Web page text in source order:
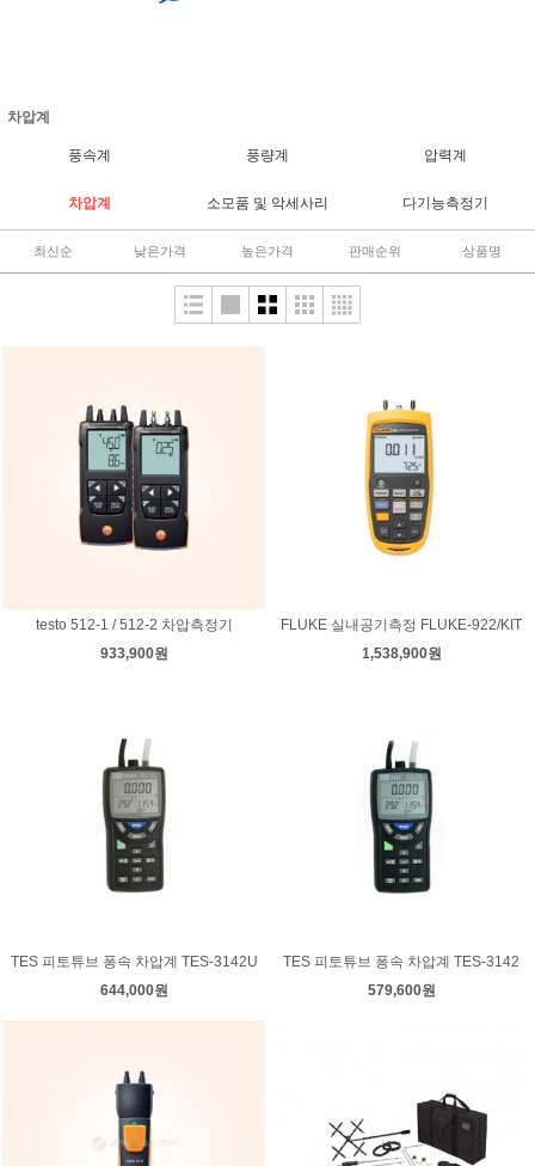
차압계
풍속계 풍량계 압력계
차압계 소모품 및 악세사리 다기능측정기
최신순 낮은가격 높은가격 판매순위 상품명
testo 512-1 / 512-2 차압측정기
933,900원
FLUKE 실내공기측정 FLUKE-922/KIT
1,538,900원
TES 피토튜브 퐁속 차압계 TES-3142U
644,000원
TES 피토튜브 퐁속 차압계 TES-3142
579,600원